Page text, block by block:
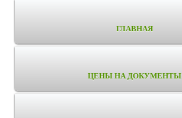
ГЛАВНАЯ
ЦЕНЫ НА ДОКУМЕНТЫ